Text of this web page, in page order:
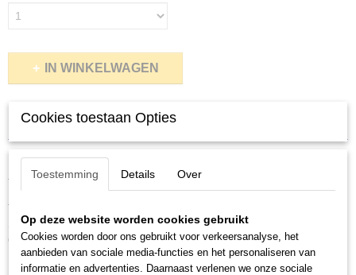
IN WINKELWAGEN
Specificaties
Productcode
Omschrijving
Thule EasySnap set
Thule EasySnap set met montagebeugels.
Snelmontagesysteem van 4 stuks voor o.a. Thule Ranger en Thule
Ocean dakkoffers.
Past op dragers tot 80mm.
Cookies toestaan Opties
Toestemming Details Over
Op deze website worden cookies gebruikt
Cookies worden door ons gebruikt voor verkeersanalyse, het
aanbieden van sociale media-functies en het personaliseren van
informatie en advertenties. Daarnaast verlenen we onze sociale